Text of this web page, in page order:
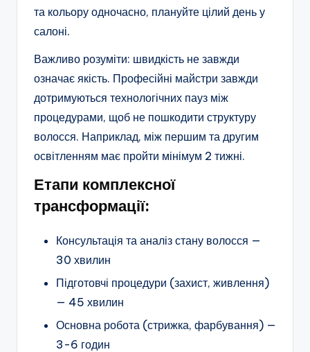
та кольору одночасно, плануйте цілий день у
салоні.
Важливо розуміти: швидкість не завжди
означає якість. Професійні майстри завжди
дотримуються технологічних пауз між
процедурами, щоб не пошкодити структуру
волосся. Наприклад, між першим та другим
освітленням має пройти мінімум 2 тижні.
Етапи комплексної
трансформації:
Консультація та аналіз стану волосся —
30 хвилин
Підготовчі процедури (захист, живлення)
— 45 хвилин
Основна робота (стрижка, фарбування) —
3-6 годин